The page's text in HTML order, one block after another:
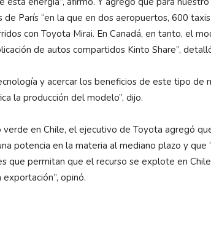
París “en la que en dos aeropuertos, 600
con Toyota Mirai. En Canadá, en tanto, el
de autos compartidos Kinto Share”,
y acercar los beneficios de este tipo de
la producción del modelo”, dijo.
en Chile, el ejecutivo de Toyota agregó
potencia en la materia al mediano plazo y que
que permitan que el recurso se explote en
opinó.